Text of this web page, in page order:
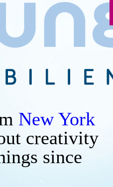
New York
creativity
since